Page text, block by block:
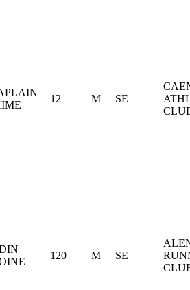
12 M SE
120 M SE